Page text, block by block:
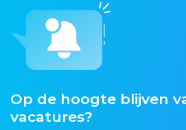
Op de hoogte blijven
vacatures?